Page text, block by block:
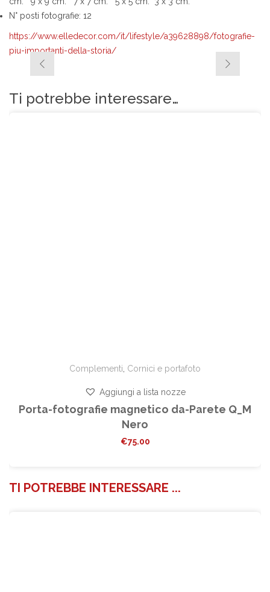
N° posti fotografie: 12
https://www.elledecor.com/it/lifestyle/a39628898/fotografie-
piu-importanti-della-storia/
Ti potrebbe interessare…
Complementi Cornici e portafoto
Aggiungi a lista nozze
Porta-fotografie magnetico da-Parete Q_M
Nero
€75.00
TI POTREBBE INTERESSARE ...